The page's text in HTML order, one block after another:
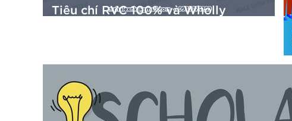
Tiêu chí RVC 100% và Wholly